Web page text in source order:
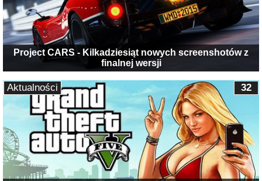
Project CARS - Kilkadziesiąt nowych screenshotów z
finalnej wersji
32
Aktualności